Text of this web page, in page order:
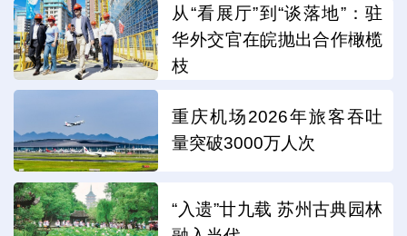
从“看展厅”到“谈落地”：驻
华外交官在皖抛出合作橄榄
枝
重庆机场2026年旅客吞吐
量突破3000万人次
“入遗”廿九载 苏州古典园林